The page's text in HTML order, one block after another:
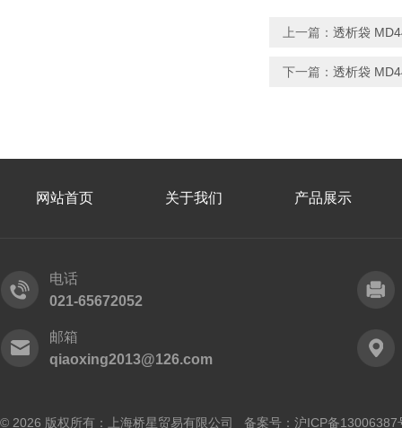
上一篇： 透析袋
下一篇： 透析袋
网站首页 关于我们 产品展示
电话
021-65672052
邮箱
qiaoxing2013@126.com
© 2026 版权所有：上海桥星贸易有限公司 备案号： 沪ICP备13006387